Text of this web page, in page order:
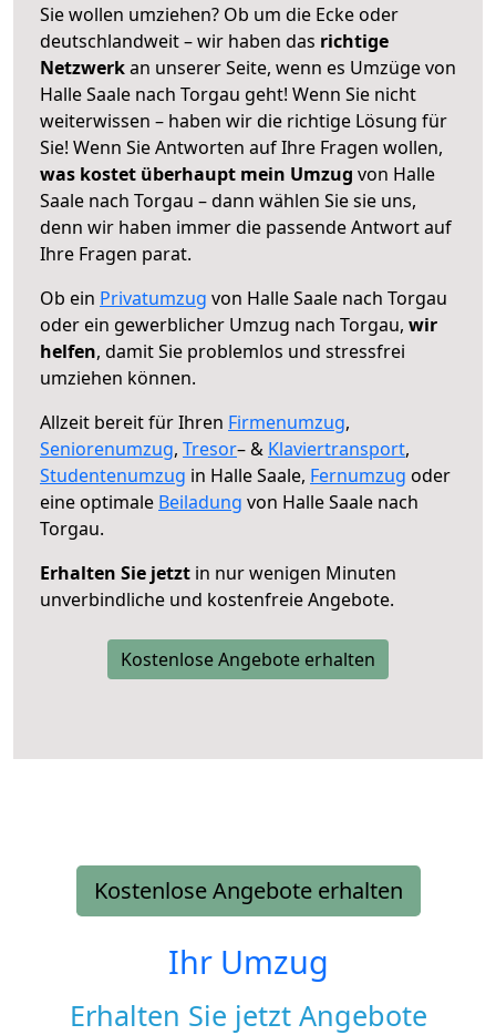
Sie wollen umziehen? Ob um die Ecke oder
deutschlandweit – wir haben das richtige
Netzwerkan unserer Seite, wenn es Umzüge von
Halle Saale nach Torgau geht! Wenn Sie nicht
weiterwissen – haben wir die richtige Lösung für
Sie! Wenn Sie Antworten auf Ihre Fragen wollen,
was kostet überhaupt mein Umzug von Halle
Saale nach Torgau – dann wählen Sie sie uns,
denn wir haben immer die passende Antwort auf
Ihre Fragen parat.
Ob ein Privatumzug von Halle Saale nach Torgau
oder ein gewerblicher Umzug nach Torgau, wir
helfen, damit Sie problemlos und stressfrei
umziehen können.
Allzeit bereit für Ihren Firmenumzug,
Seniorenumzug, Tresor– & Klaviertransport,
Studentenumzug in Halle Saale, Fernumzug oder
eine optimale Beiladung von Halle Saale nach
Torgau.
Erhalten Sie jetzt in nur wenigen Minuten
unverbindliche und kostenfreie Angebote.
Kostenlose Angebote erhalten
Kostenlose Angebote erhalten
Ihr Umzug
Erhalten Sie jetzt Angebote